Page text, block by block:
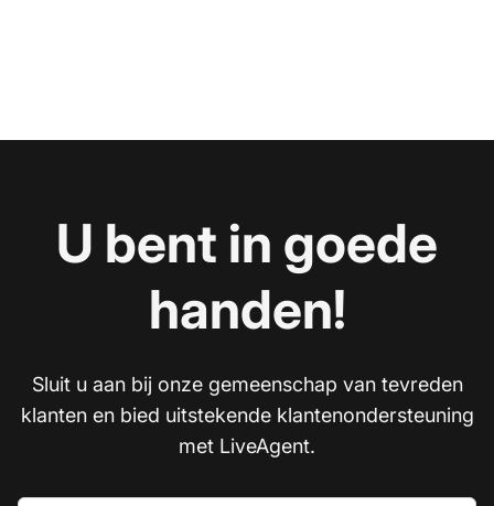
U bent in goede
handen!
Sluit u aan bij onze gemeenschap van tevreden
klanten en bied uitstekende klantenondersteuning
met LiveAgent.